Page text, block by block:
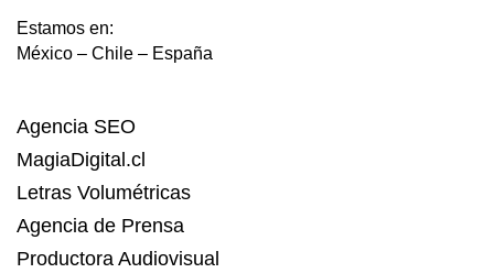
Estamos en:
México – Chile – España
Agencia SEO
MagiaDigital.cl
Letras Volumétricas
Agencia de Prensa
Productora Audiovisual